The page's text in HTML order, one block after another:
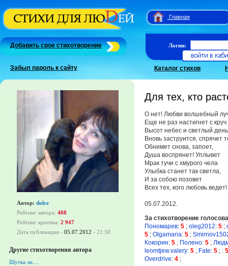
Главная
Добавить свое стихотворение
Забыл пароль к сайту
Логин:
Каталог стихов
Автор: dolce
Рейтинг автора: 408
Рейтинг критика: 2 947
Дата публикации - 05.07.2012 - 21:50
Другие стихотворения автора
Шутка ли....
Для тех, кто
О нет! Любви волшебный
Еще не раз настигнет с круч
Высот небес и светлый день
Вновь заструится, спрячет
Обнимет снова, запоет,
Душа воспрянет! Уплывет
Мрак тучи с хмурого чела
Улыбка станет так светла,
И за собою позовет
Всех тех, кого любовь ведет!
05.07.2012.
За стихотворение
Пономарев: 5 ; oleg2012: 5 ;
5 ; Olgamaria: 5 ;
Кокорин: 5 ; Полено: 5 ;
leomtjew.valery: 5 ; Fate: 5 ; : 5
Overdrive: 4 ;